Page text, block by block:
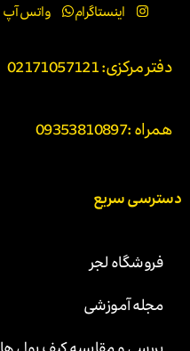
اینستاگرام واتس آپ
دفتر مرکزی: 02171057121
همراه :09353810897
دسترسی سریع
فروشگاه لجر
مجله آموزشی
بررسی و مقایسه کیف پول ها